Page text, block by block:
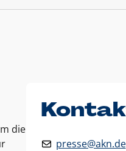
die
presse@akn.de